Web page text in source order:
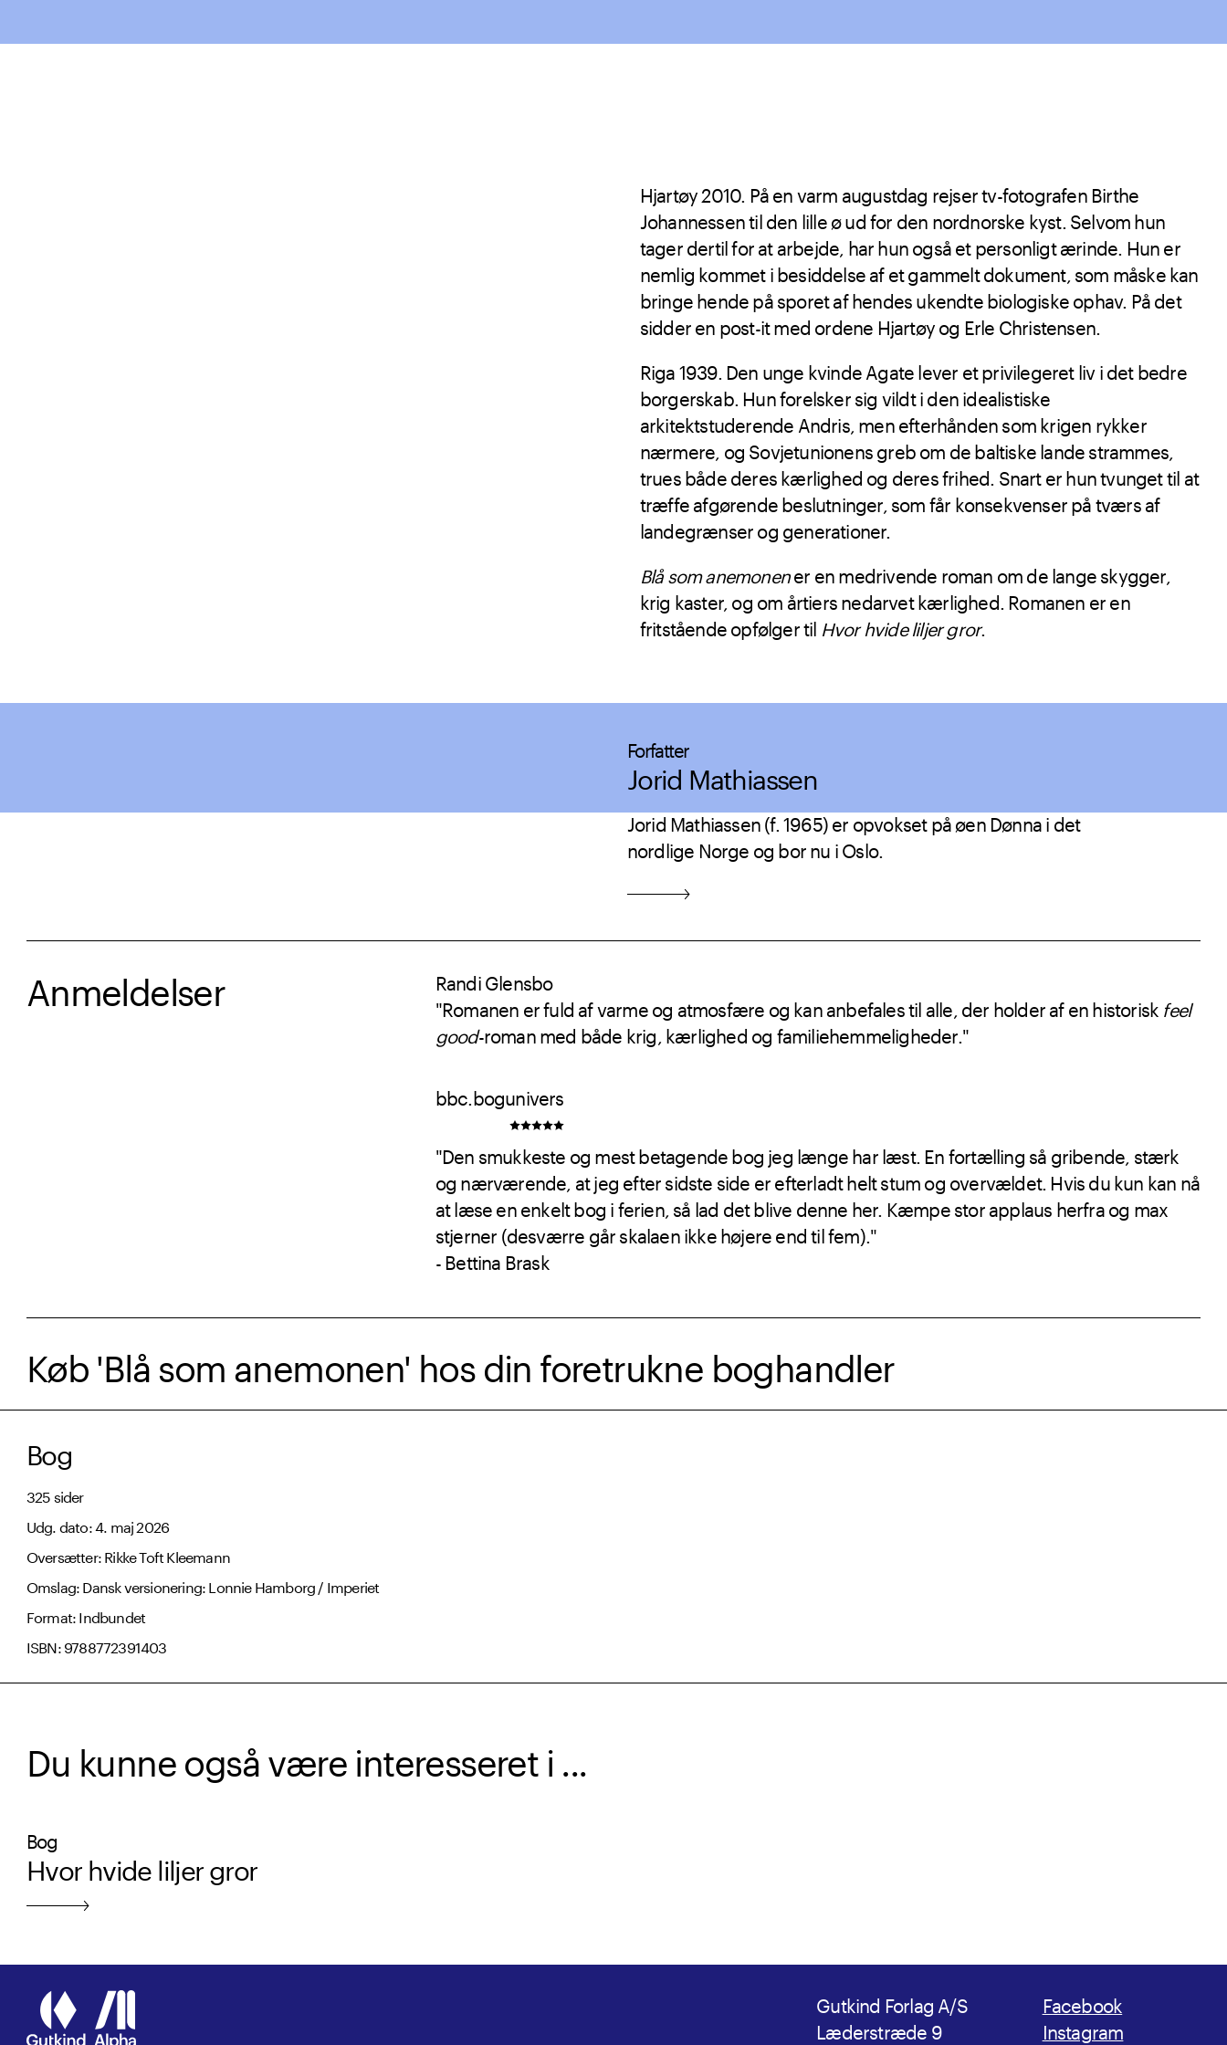
Hjartøy 2010. På en varm augustdag rejser tv-fotografen Birthe
Johannessen til den lille ø ud for den nordnorske kyst. Selvom hun
tager dertil for at arbejde, har hun også et personligt ærinde. Hun er
nemlig kommet i besiddelse af et gammelt dokument, som måske kan
bringe hende på sporet af hendes ukendte biologiske ophav. På det
sidder en post-it med ordene Hjartøy og Erle Christensen.
Riga 1939. Den unge kvinde Agate lever et privilegeret liv i det bedre
borgerskab. Hun forelsker sig vildt i den idealistiske
arkitektstuderende Andris, men efterhånden som krigen rykker
nærmere, og Sovjetunionens greb om de baltiske lande strammes,
trues både deres kærlighed og deres frihed. Snart er hun tvunget til at
træffe afgørende beslutninger, som får konsekvenser på tværs af
landegrænser og generationer.
Blå som anemonener en medrivende roman om de lange skygger,
krig kaster, og om årtiers nedarvet kærlighed. Romanen er en
fritstående opfølger til Hvor hvide liljer gror.
Forfatter
Jorid Mathiassen
Jorid Mathiassen (f. 1965) er opvokset på øen Dønna i det
nordlige Norge og bor nu i Oslo.
Anmeldelser
Randi Glensbo
"Romanen er fuld af varme og atmosfære og kan anbefales til alle, der holder af en historiskfeel
good-roman med både krig, kærlighed og familiehemmeligheder."
bbc.bogunivers
"Den smukkeste og mest betagende bog jeg længe har læst. En fortælling så gribende, stærk
og nærværende, at jeg efter sidste side er efterladt helt stum og overvældet. Hvis du kun kan nå
at læse en enkelt bog i ferien, så lad det blive denne her. Kæmpe stor applaus herfra og max
stjerner (desværre går skalaen ikke højere end til fem)."
- Bettina Brask
Køb 'Blå som anemonen' hos din foretrukne boghandler
Bog
325 sider
Udg. dato: 4. maj 2026
Oversætter: Rikke Toft Kleemann
Omslag: Dansk versionering: Lonnie Hamborg / Imperiet
Format: Indbundet
ISBN: 9788772391403
Du kunne også være interesseret i ...
Bog
Hvor hvide liljer gror
Gutkind Forlag A/S
Læderstræde 9
Facebook
Instagram